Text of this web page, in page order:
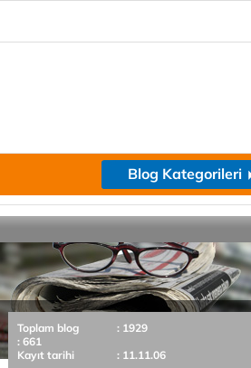
Blog Kategorileri
Toplam blog
: 1929
: 661
Kayıt tarihi
: 11.11.06